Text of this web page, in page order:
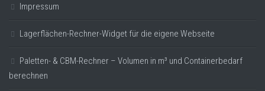
Impressum
Lagerflächen-Rechner-Widget für die eigene Webseite
Paletten- & CBM-Rechner – Volumen in m³ und Containerbedarf
berechnen